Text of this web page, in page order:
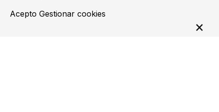
Acepto Gestionar cookies